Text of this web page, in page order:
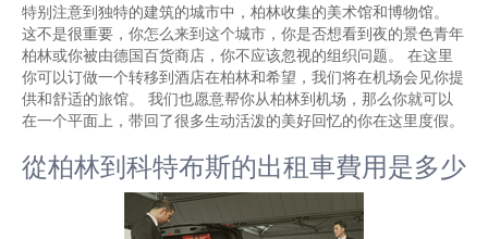
特别注意到独特的建筑的城市中，柏林收集的美术馆和博物馆。
这不是很重要，你怎么来到这个城市，你是否想看到夜的景色青年
柏林或你被由德国百货商店，你不应该忽视的组织问题。 在这里
你可以订做一个转移到酒店在柏林和希望，我们将在机场会见你提
供和舒适的旅馆。 我们也愿意帮你从柏林到机场，那么你就可以
在一个平面上，带回了很多生动活泼的美好回忆的你在这里度假。
從柏林到科特布斯的出租車費用是多少